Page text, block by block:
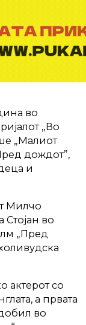
во
„Во
„Малиот
дождот”,
и
Милчо
Стојан во
„Пред
актерот со
а првата
во